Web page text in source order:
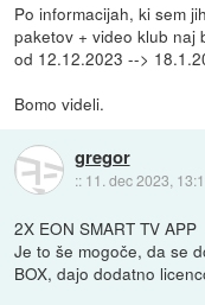
Po informacijah, ki sem
paketov + video klub naj
od 12.12.2023 -->
Bomo videli.
gregor
:: 11. dec 2023,
2X EON SMART TV APP
Je to še mogoče, da se
BOX, dajo dodatno